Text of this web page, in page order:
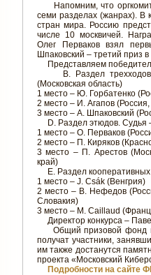
Напомним, что
семи разделах (жанрах). В
стран мира. Россию
числе 10 москвичей.
Олег Перваков взял
Шпаковский – третий приз
Представляем
B. Раздел
(Московская область)
1 место – Ю. Горбатенко
2 место – И. Агапов
3 место – А. Шпаковский
D. Раздел этюдов. Судья
1 место – О. Перваков
2 место – П. Киряков
3 место – П. Арестов
край)
Е. Раздел кооперативных
1 место – J. Csák (Венгрия)
2 место – В. Нефедов
Словакия)
3 место – M. Caillaud
Директор конкурса –
Общий призовой фонд
получат участники,
им также достанутся
проекта «Московский
Подробности на сайте